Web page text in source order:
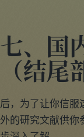
七、国
（结尾
后，为了让你信服
外的研究文献供你